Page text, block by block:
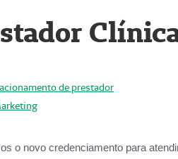
de prestador
o novo credenciamento para